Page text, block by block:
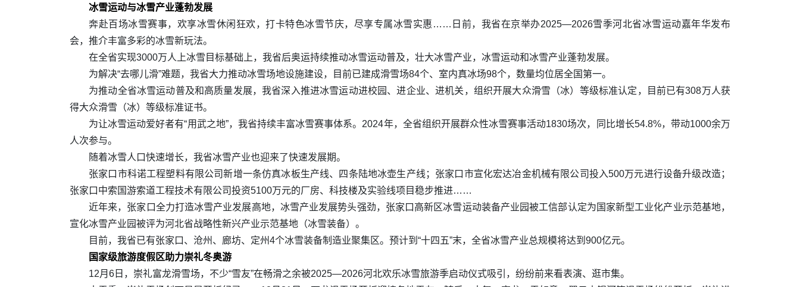
冰雪运动与冰雪产业蓬勃发展
奔赴百场冰雪赛事，欢享冰雪休闲狂欢，打卡特色冰雪节庆，尽享专属冰雪实惠……日前，我省在京举办2025—2026雪季河北省冰雪运动嘉年华发布
会，推介丰富多彩的冰雪新玩法。
在全省实现3000万人上冰雪目标基础上，我省后奥运持续推动冰雪运动普及，壮大冰雪产业，冰雪运动和冰雪产业蓬勃发展。
为解决“去哪儿滑”难题，我省大力推动冰雪场地设施建设，目前已建成滑雪场84个、室内真冰场98个，数量均位居全国第一。
为推动全省冰雪运动普及和高质量发展，我省深入推进冰雪运动进校园、进企业、进机关，组织开展大众滑雪（冰）等级标准认定，目前已有308万人获
得大众滑雪（冰）等级标准证书。
为让冰雪运动爱好者有“用武之地”，我省持续丰富冰雪赛事体系。2024年，全省组织开展群众性冰雪赛事活动1830场次，同比增长54.8%，带动1000余万
人次参与。
随着冰雪人口快速增长，我省冰雪产业也迎来了快速发展期。
张家口市科诺工程塑料有限公司新增一条仿真冰板生产线、四条陆地冰壶生产线；张家口市宣化宏达冶金机械有限公司投入500万元进行设备升级改造；
张家口中索国游索道工程技术有限公司投资5100万元的厂房、科技楼及实验线项目稳步推进……
近年来，张家口全力打造冰雪产业发展高地，冰雪产业发展势头强劲，张家口高新区冰雪运动装备产业园被工信部认定为国家新型工业化产业示范基地，
宣化冰雪产业园被评为河北省战略性新兴产业示范基地（冰雪装备）。
目前，我省已有张家口、沧州、廊坊、定州4个冰雪装备制造业聚集区。预计到“十四五”末，全省冰雪产业总规模将达到900亿元。
国家级旅游度假区助力崇礼冬奥游
12月6日，崇礼富龙滑雪场，不少“雪友”在畅滑之余被2025—2026河北欢乐冰雪旅游季启动仪式吸引，纷纷前来看表演、逛市集。